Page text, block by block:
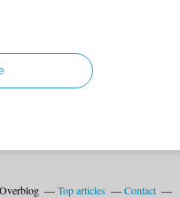
Top articles
Contact